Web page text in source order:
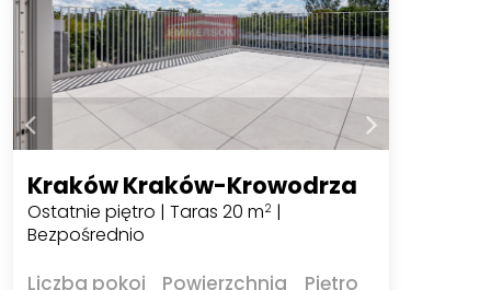
Kraków Kraków-Krowodrza
Ostatnie piętro | Taras 20 m2 |
Bezpośrednio
Liczba pokoi
Powierzchnia
Piętro